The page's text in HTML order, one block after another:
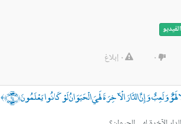
٠ ٠ إبلاغ
لَهْوٌ وَلَعِبٌ وَإِنَّ الدَّارَ الْآخِرَةَ لَهِيَ الْحَيَوَانُ لَوْ كَانُوا يَعْلَمُونَ ﴿٦٤﴾ ﴾